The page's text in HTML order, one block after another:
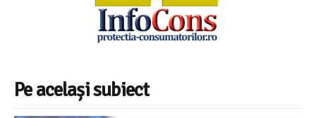
Pe același subiect